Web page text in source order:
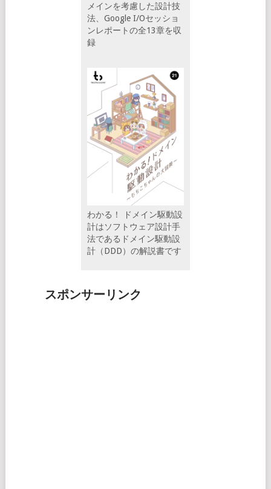
メインを考慮した設計技
法、Google I/Oセッショ
ンレポートの全13章を収
録
わかる！ ドメイン駆動設
計はソフトウェア設計手
法であるドメイン駆動設
計（DDD）の解説書です
スポンサーリンク